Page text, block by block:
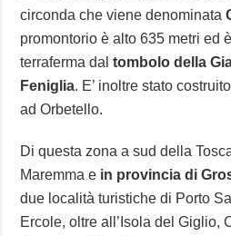
circonda che viene denominata
promontorio è alto 635 metri ed
terraferma daltombolo della
Feniglia. E’ inoltre stato
ad Orbetello.
Di questa zona a sud della
Maremma e in provincia di
due località turistiche di Porto
Ercole, oltre all’Isola del Giglio,